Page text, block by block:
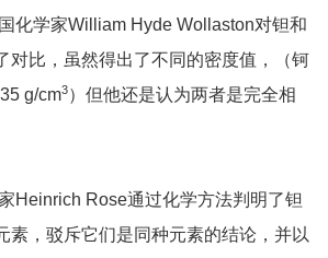
化学家William Hyde Wollaston对钽和
对比，虽然得出了不同的密度值，（钶
g/cm3）但他还是认为两者是完全相
Heinrich Rose通过化学方法判明了钽
素，驳斥它们是同种元素的结论，并以